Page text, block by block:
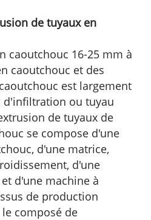
de tuyaux en
caoutchouc 16-25 mm à
caoutchouc et des
est largement
ou tuyau
de tuyaux de
se compose d'une
d'une matrice,
d'une
d'une machine à
de production
composé de